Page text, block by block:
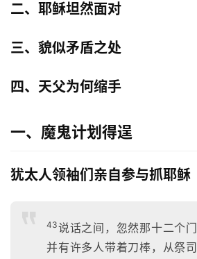
二、耶稣坦然面对
三、貌似矛盾之处
四、天父为何缩手
一、魔鬼计划得逞
犹太人领袖们亲自参与抓耶稣
43说话之间，忽然那十二个
并有许多人带着刀棒，从祭